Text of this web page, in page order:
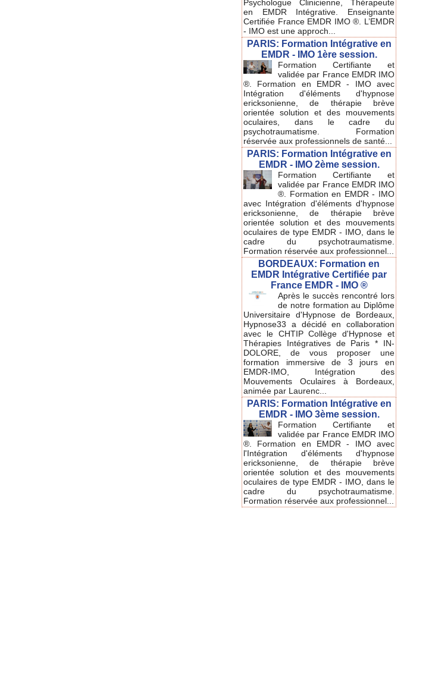
Psychologue Clinicienne, Thérapeute
en EMDR Intégrative. Enseignante
Certifiée France EMDR IMO ®. L’EMDR
- IMO est une approch...
PARIS: Formation Intégrative en
EMDR - IMO 1ère session.
Formation Certifiante et
validée par France EMDR IMO
®. Formation en EMDR - IMO avec
Intégration d'éléments d'hypnose
ericksonienne, de thérapie brève
orientée solution et des mouvements
oculaires, dans le cadre du
psychotraumatisme. Formation
réservée aux professionnels de santé...
PARIS: Formation Intégrative en
EMDR - IMO 2ème session.
Formation Certifiante et
validée par France EMDR IMO
®. Formation en EMDR - IMO
avec Intégration d'éléments d'hypnose
ericksonienne, de thérapie brève
orientée solution et des mouvements
oculaires de type EMDR - IMO, dans le
cadre du psychotraumatisme.
Formation réservée aux professionnel...
BORDEAUX: Formation en
EMDR Intégrative Certifiée par
France EMDR - IMO ®
Après le succès rencontré lors
de notre formation au Diplôme
Universitaire d'Hypnose de Bordeaux,
Hypnose33 a décidé en collaboration
avec le CHTIP Collège d'Hypnose et
Thérapies Intégratives de Paris * IN-
DOLORE, de vous proposer une
formation immersive de 3 jours en
EMDR-IMO, Intégration des
Mouvements Oculaires à Bordeaux,
animée par Laurenc...
PARIS: Formation Intégrative en
EMDR - IMO 3ème session.
Formation Certifiante et
validée par France EMDR IMO
®. Formation en EMDR - IMO avec
l'Intégration d'éléments d'hypnose
ericksonienne, de thérapie brève
orientée solution et des mouvements
oculaires de type EMDR - IMO, dans le
cadre du psychotraumatisme.
Formation réservée aux professionnel...